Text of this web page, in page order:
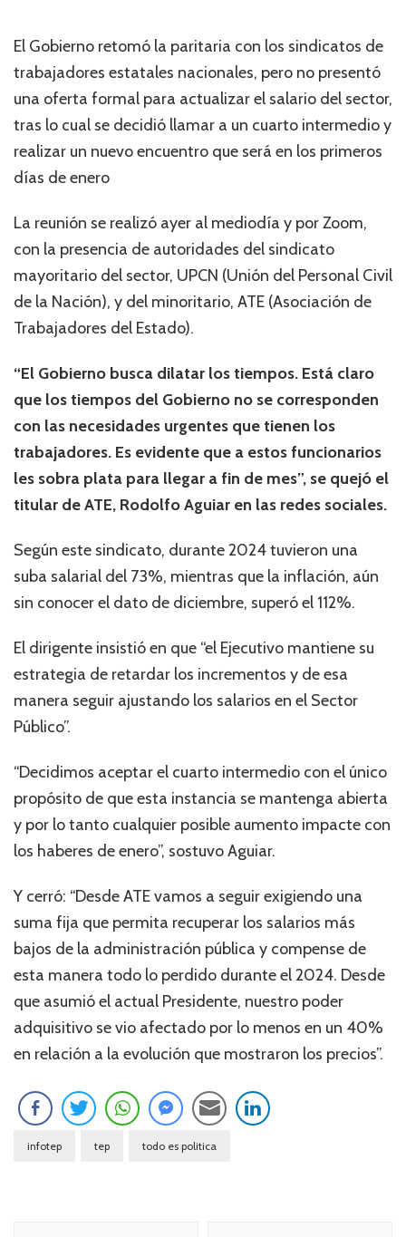
El Gobierno retomó la paritaria con los sindicatos de
trabajadores estatales nacionales, pero no presentó
una oferta formal para actualizar el salario del sector,
tras lo cual se decidió llamar a un cuarto intermedio y
realizar un nuevo encuentro que será en los primeros
días de enero
La reunión se realizó ayer al mediodía y por Zoom,
con la presencia de autoridades del sindicato
mayoritario del sector, UPCN (Unión del Personal Civil
de la Nación), y del minoritario, ATE (Asociación de
Trabajadores del Estado).
“El Gobierno busca dilatar los tiempos. Está claro
que los tiempos del Gobierno no se corresponden
con las necesidades urgentes que tienen los
trabajadores. Es evidente que a estos funcionarios
les sobra plata para llegar a fin de mes”, se quejó el
titular de ATE, Rodolfo Aguiar en las redes sociales.
Según este sindicato, durante 2024 tuvieron una
suba salarial del 73%, mientras que la inflación, aún
sin conocer el dato de diciembre, superó el 112%.
El dirigente insistió en que “el Ejecutivo mantiene su
estrategia de retardar los incrementos y de esa
manera seguir ajustando los salarios en el Sector
Público”.
“Decidimos aceptar el cuarto intermedio con el único
propósito de que esta instancia se mantenga abierta
y por lo tanto cualquier posible aumento impacte con
los haberes de enero”, sostuvo Aguiar.
Y cerró: “Desde ATE vamos a seguir exigiendo una
suma fija que permita recuperar los salarios más
bajos de la administración pública y compense de
esta manera todo lo perdido durante el 2024. Desde
que asumió el actual Presidente, nuestro poder
adquisitivo se vio afectado por lo menos en un 40%
en relación a la evolución que mostraron los precios”.
infotep tep todo es politica